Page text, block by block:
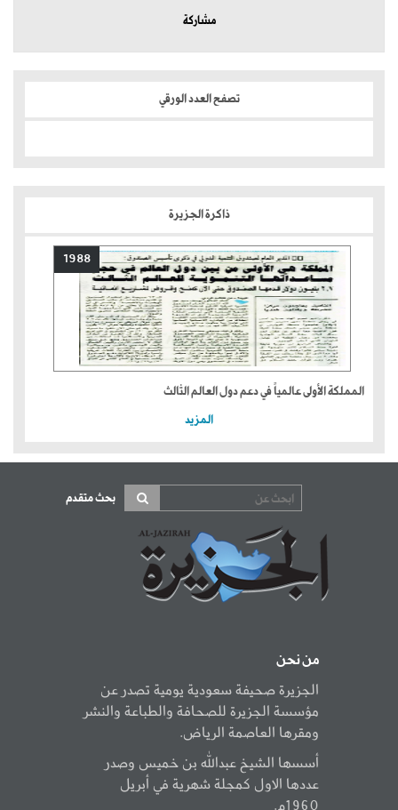
مشاركة
تصفح العدد الورقي
ذاكرة الجزيرة
1988
المملكة الأولى عالمياً في دعم دول العالم الثالث
المزيد
بحث متقدم
من نحن
الجزيرة صحيفة سعودية يومية تصدر عن
مؤسسة الجزيرة للصحافة والطباعة والنشر
ومقرها العاصمة الرياض.
أسسها الشيخ عبدالله بن خميس وصدر
عددها الاول كمجلة شهرية في أبريل
1960م.